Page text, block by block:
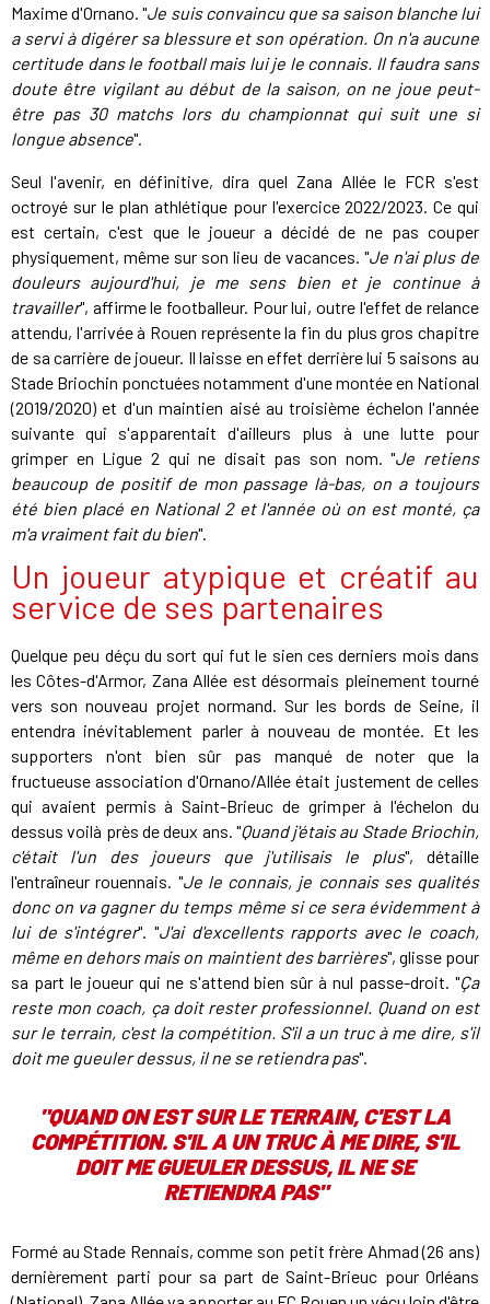
Maxime d'Ornano. "Je suis convaincu que sa saison blanche lui
a servi à digérer sa blessure et son opération. On n'a aucune
certitude dans le football mais lui je le connais. Il faudra sans
doute être vigilant au début de la saison, on ne joue peut-
être pas 30 matchs lors du championnat qui suit une si
longue absence".
Seul l'avenir, en définitive, dira quel Zana Allée le FCR s'est
octroyé sur le plan athlétique pour l'exercice 2022/2023. Ce qui
est certain, c'est que le joueur a décidé de ne pas couper
physiquement, même sur son lieu de vacances. "Je n'ai plus de
douleurs aujourd'hui, je me sens bien et je continue à
travailler", affirme le footballeur. Pour lui, outre l'effet de relance
attendu, l'arrivée à Rouen représente la fin du plus gros chapitre
de sa carrière de joueur. Il laisse en effet derrière lui 5 saisons au
Stade Briochin ponctuées notamment d'une montée en National
(2019/2020) et d'un maintien aisé au troisième échelon l'année
suivante qui s'apparentait d'ailleurs plus à une lutte pour
grimper en Ligue 2 qui ne disait pas son nom. "Je retiens
beaucoup de positif de mon passage là-bas, on a toujours
été bien placé en National 2 et l'année où on est monté, ça
m'a vraiment fait du bien".
Un joueur atypique et créatif au
service de ses partenaires
Quelque peu déçu du sort qui fut le sien ces derniers mois dans
les Côtes-d'Armor, Zana Allée est désormais pleinement tourné
vers son nouveau projet normand. Sur les bords de Seine, il
entendra inévitablement parler à nouveau de montée. Et les
supporters n'ont bien sûr pas manqué de noter que la
fructueuse association d'Ornano/Allée était justement de celles
qui avaient permis à Saint-Brieuc de grimper à l'échelon du
dessus voilà près de deux ans. "Quand j'étais au Stade Briochin,
c'était l'un des joueurs que j'utilisais le plus", détaille
l'entraîneur rouennais. "Je le connais, je connais ses qualités
donc on va gagner du temps même si ce sera évidemment à
lui de s'intégrer". "J'ai d'excellents rapports avec le coach,
même en dehors mais on maintient des barrières", glisse pour
sa part le joueur qui ne s'attend bien sûr à nul passe-droit. "Ça
reste mon coach, ça doit rester professionnel. Quand on est
sur le terrain, c'est la compétition. S'il a un truc à me dire, s'il
doit me gueuler dessus, il ne se retiendra pas".
"QUAND ON EST SUR LE TERRAIN, C'EST LA
COMPÉTITION. S'IL A UN TRUC À ME DIRE, S'IL
DOIT ME GUEULER DESSUS, IL NE SE
RETIENDRA PAS"
Formé au Stade Rennais, comme son petit frère Ahmad (26 ans)
dernièrement parti pour sa part de Saint-Brieuc pour Orléans